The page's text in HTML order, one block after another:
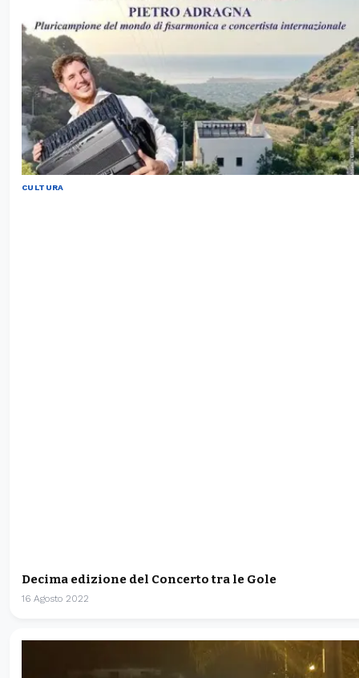
CULTURA
Decima edizione del Concerto tra le Gole
16 Agosto 2022